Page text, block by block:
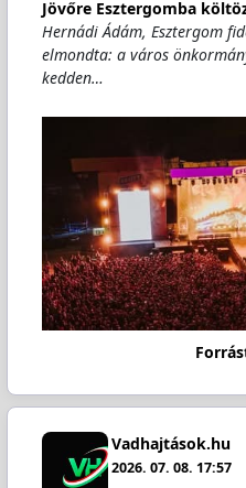
Jövőre Esztergomba
Hernádi Ádám, Esztergom
elmondta: a város
kedden…
Vadhajtások.hu
2026. 07. 08. 17:57